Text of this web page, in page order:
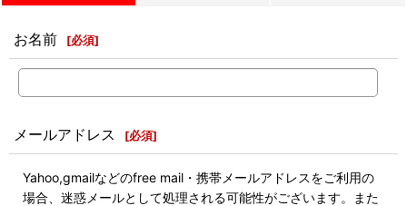
お名前 [必須]
メールアドレス [必須]
Yahoo,gmailなどのfree mail・携帯メールアドレスをご利用の
場合、迷惑メールとして処理される可能性がございます。また